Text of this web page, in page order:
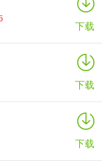
，可以打上#将来、
是否可以使用 2 分钟
以完成的，那就立马
单任务，需要多个
任务，详细罗列其子
下载
下载
下载